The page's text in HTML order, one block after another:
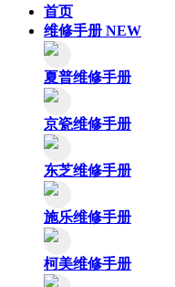
首页
维修手册 NEW
夏普维修手册
京瓷维修手册
东芝维修手册
施乐维修手册
柯美维修手册